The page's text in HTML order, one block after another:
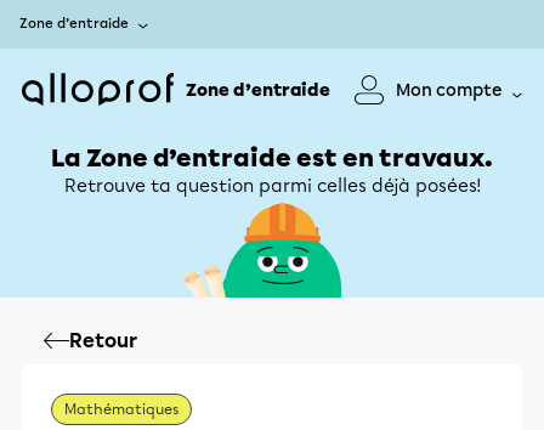
Zone d’entraide
Zone d’entraide Mon compte
La Zone d’entraide est en travaux.
Retrouve ta question parmi celles déjà posées!
Retour
Mathématiques